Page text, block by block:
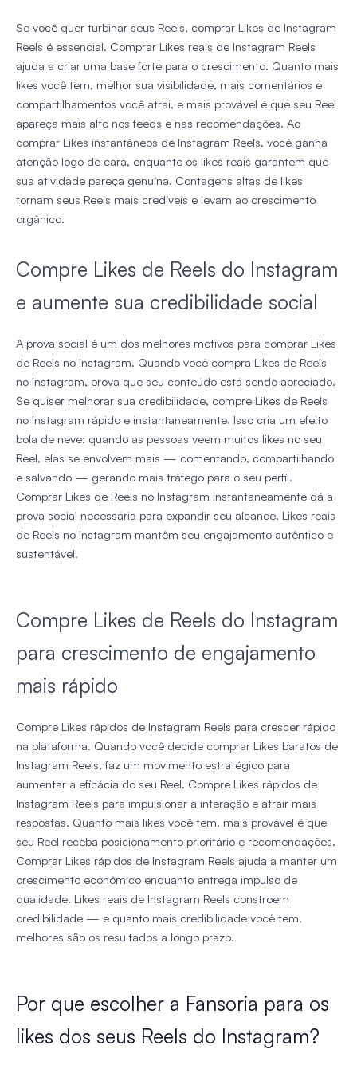
Se você quer turbinar seus Reels, comprar Likes de Instagram
Reels é essencial. Comprar Likes reais de Instagram Reels
ajuda a criar uma base forte para o crescimento. Quanto mais
likes você tem, melhor sua visibilidade, mais comentários e
compartilhamentos você atrai, e mais provável é que seu Reel
apareça mais alto nos feeds e nas recomendações. Ao
comprar Likes instantâneos de Instagram Reels, você ganha
atenção logo de cara, enquanto os likes reais garantem que
sua atividade pareça genuína. Contagens altas de likes
tornam seus Reels mais credíveis e levam ao crescimento
orgânico.
Compre Likes de Reels do Instagram
e aumente sua credibilidade social
A prova social é um dos melhores motivos para comprar Likes
de Reels no Instagram. Quando você compra Likes de Reels
no Instagram, prova que seu conteúdo está sendo apreciado.
Se quiser melhorar sua credibilidade, compre Likes de Reels
no Instagram rápido e instantaneamente. Isso cria um efeito
bola de neve: quando as pessoas veem muitos likes no seu
Reel, elas se envolvem mais — comentando, compartilhando
e salvando — gerando mais tráfego para o seu perfil.
Comprar Likes de Reels no Instagram instantaneamente dá a
prova social necessária para expandir seu alcance. Likes reais
de Reels no Instagram mantêm seu engajamento autêntico e
sustentável.
Compre Likes de Reels do Instagram
para crescimento de engajamento
mais rápido
Compre Likes rápidos de Instagram Reels para crescer rápido
na plataforma. Quando você decide comprar Likes baratos de
Instagram Reels, faz um movimento estratégico para
aumentar a eficácia do seu Reel. Compre Likes rápidos de
Instagram Reels para impulsionar a interação e atrair mais
respostas. Quanto mais likes você tem, mais provável é que
seu Reel receba posicionamento prioritário e recomendações.
Comprar Likes rápidos de Instagram Reels ajuda a manter um
crescimento econômico enquanto entrega impulso de
qualidade. Likes reais de Instagram Reels constroem
credibilidade — e quanto mais credibilidade você tem,
melhores são os resultados a longo prazo.
Por que escolher a Fansoria para os
likes dos seus Reels do Instagram?